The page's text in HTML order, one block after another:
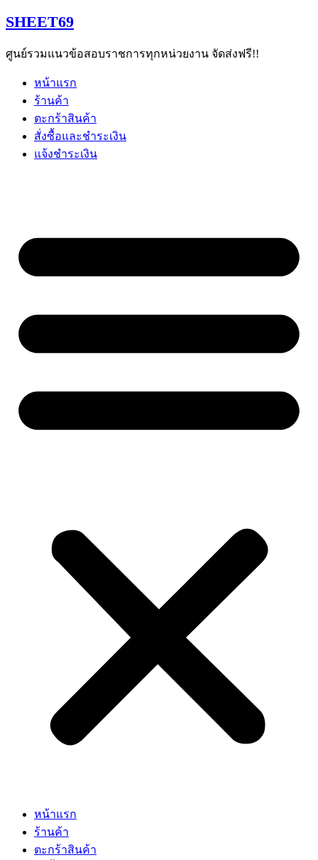
Skip
to
SHEET69
ศูนย์รวมแนวข้อสอบราชการทุกหน่วยงาน จัดส่งฟรี!!
หน้าแรก
ร้านค้า
ตะกร้าสินค้า
สั่งซื้อและชำระเงิน
แจ้งชำระเงิน
หน้าแรก
ร้านค้า
ตะกร้าสินค้า